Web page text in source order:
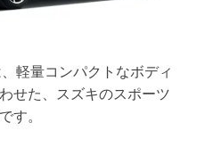
軽量コンパクトなボディ
せた、スズキのスポーツ
す。